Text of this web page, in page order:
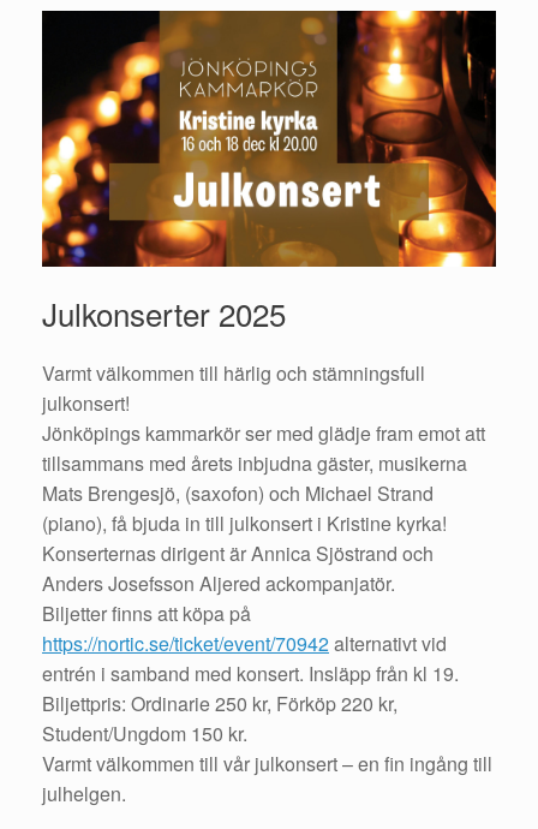
Julkonserter 2025
Varmt välkommen till härlig och stämningsfull
julkonsert!
Jönköpings kammarkör ser med glädje fram emot att
tillsammans med årets inbjudna gäster, musikerna
Mats Brengesjö, (saxofon) och Michael Strand
(piano), få bjuda in till julkonsert i Kristine kyrka!
Konserternas dirigent är Annica Sjöstrand och
Anders Josefsson Aljered ackompanjatör.
Biljetter finns att köpa på
https://nortic.se/ticket/event/70942alternativt vid
entrén i samband med konsert. Insläpp från kl 19.
Biljettpris: Ordinarie 250 kr, Förköp 220 kr,
Student/Ungdom 150 kr.
Varmt välkommen till vår julkonsert – en fin ingång till
julhelgen.